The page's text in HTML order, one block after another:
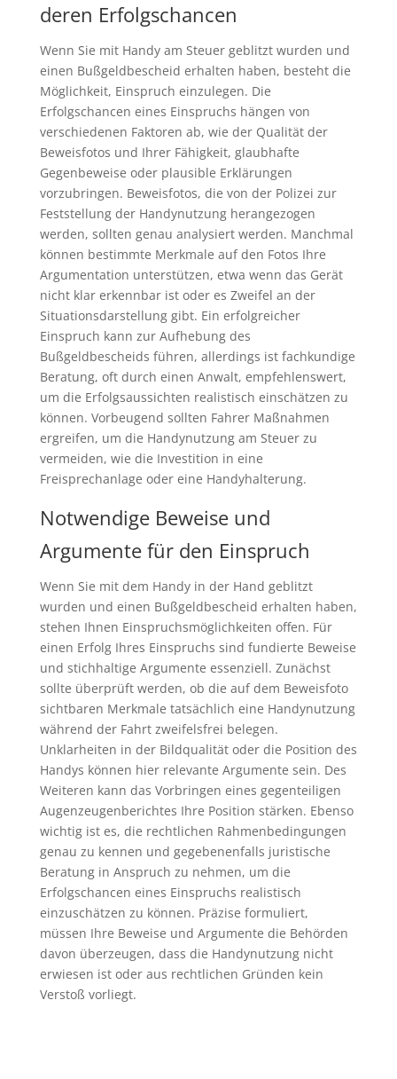
deren Erfolgschancen
Wenn Sie mit Handy am Steuer geblitzt wurden und
einen Bußgeldbescheid erhalten haben, besteht die
Möglichkeit, Einspruch einzulegen. Die
Erfolgschancen eines Einspruchs hängen von
verschiedenen Faktoren ab, wie der Qualität der
Beweisfotos und Ihrer Fähigkeit, glaubhafte
Gegenbeweise oder plausible Erklärungen
vorzubringen. Beweisfotos, die von der Polizei zur
Feststellung der Handynutzung herangezogen
werden, sollten genau analysiert werden. Manchmal
können bestimmte Merkmale auf den Fotos Ihre
Argumentation unterstützen, etwa wenn das Gerät
nicht klar erkennbar ist oder es Zweifel an der
Situationsdarstellung gibt. Ein erfolgreicher
Einspruch kann zur Aufhebung des
Bußgeldbescheids führen, allerdings ist fachkundige
Beratung, oft durch einen Anwalt, empfehlenswert,
um die Erfolgsaussichten realistisch einschätzen zu
können. Vorbeugend sollten Fahrer Maßnahmen
ergreifen, um die Handynutzung am Steuer zu
vermeiden, wie die Investition in eine
Freisprechanlage oder eine Handyhalterung.
Notwendige Beweise und
Argumente für den Einspruch
Wenn Sie mit dem Handy in der Hand geblitzt
wurden und einen Bußgeldbescheid erhalten haben,
stehen Ihnen Einspruchsmöglichkeiten offen. Für
einen Erfolg Ihres Einspruchs sind fundierte Beweise
und stichhaltige Argumente essenziell. Zunächst
sollte überprüft werden, ob die auf dem Beweisfoto
sichtbaren Merkmale tatsächlich eine Handynutzung
während der Fahrt zweifelsfrei belegen.
Unklarheiten in der Bildqualität oder die Position des
Handys können hier relevante Argumente sein. Des
Weiteren kann das Vorbringen eines gegenteiligen
Augenzeugenberichtes Ihre Position stärken. Ebenso
wichtig ist es, die rechtlichen Rahmenbedingungen
genau zu kennen und gegebenenfalls juristische
Beratung in Anspruch zu nehmen, um die
Erfolgschancen eines Einspruchs realistisch
einzuschätzen zu können. Präzise formuliert,
müssen Ihre Beweise und Argumente die Behörden
davon überzeugen, dass die Handynutzung nicht
erwiesen ist oder aus rechtlichen Gründen kein
Verstoß vorliegt.